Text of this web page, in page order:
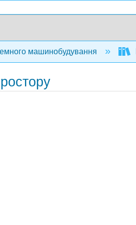
машинобудування